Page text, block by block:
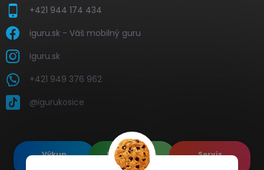
+421 944 174 434
iguru.sk - Váš mobilný guru
iguru.sk
+421 949 376 962
@igurukosice
Výkup
Renovované
Apple's
Servis